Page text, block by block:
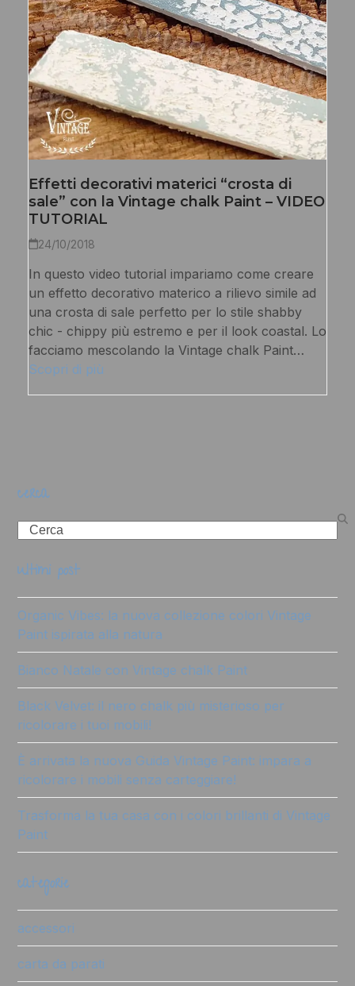
Effetti decorativi materici “crosta di
sale” con la Vintage chalk Paint – VIDEO
TUTORIAL
24/10/2018
In questo video tutorial impariamo come creare
un effetto decorativo materico a rilievo simile ad
una crosta di sale perfetto per lo stile shabby
chic - chippy più estremo e per il look coastal. Lo
facciamo mescolando la Vintage chalk Paint…
Scopri di più
cerca
Search
ultimi post
Organic Vibes: la nuova collezione colori Vintage
Paint ispirata alla natura
Bianco Natale con Vintage chalk Paint
Black Velvet: il nero chalk più misterioso per
ricolorare i tuoi mobili!
È arrivata la nuova Guida Vintage Paint: impara a
ricolorare i mobili senza carteggiare!
Trasforma la tua casa con i colori brillanti di Vintage
Paint
categorie
accessori
carta da parati